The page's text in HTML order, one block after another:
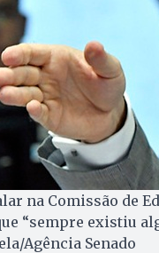
na Comissão de
“sempre existiu
Agência Senado